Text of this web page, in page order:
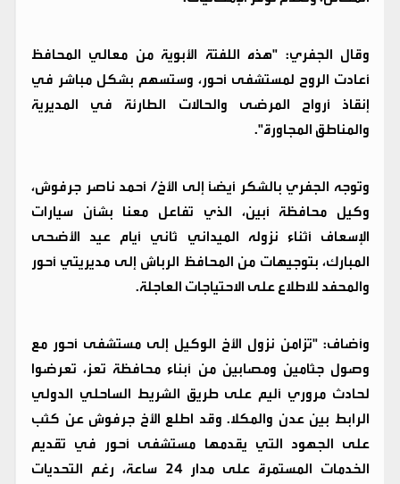
وقال الجفري: "هذه اللفتة الأبوية من معالي المحافظ
أعادت الروح لمستشفى أحور، وستسهم بشكل مباشر في
إنقاذ أرواح المرضى والحالات الطارئة في المديرية
والمناطق المجاورة".
وتوجه الجفري بالشكر أيضاً إلى الأخ/ أحمد ناصر جرفوش،
وكيل محافظة أبين، الذي تفاعل معنا بشأن سيارات
الإسعاف أثناء نزوله الميداني ثاني أيام عيد الأضحى
المبارك، بتوجيهات من المحافظ الرباش إلى مديريتي أحور
والمحفد للاطلاع على الاحتياجات العاجلة.
وأضاف: "تزامن نزول الأخ الوكيل إلى مستشفى أحور مع
وصول جثامين ومصابين من أبناء محافظة تعز، تعرضوا
لحادث مروري أليم على طريق الشريط الساحلي الدولي
الرابط بين عدن والمكلا. وقد اطلع الأخ جرفوش عن كثب
على الجهود التي يقدمها مستشفى أحور في تقديم
الخدمات المستمرة على مدار 24 ساعة، رغم التحديات